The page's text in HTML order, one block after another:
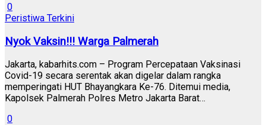
0
Peristiwa Terkini
Nyok Vaksin!!! Warga Palmerah
Jakarta, kabarhits.com – Program Percepataan Vaksinasi
Covid-19 secara serentak akan digelar dalam rangka
memperingati HUT Bhayangkara Ke-76. Ditemui media,
Kapolsek Palmerah Polres Metro Jakarta Barat…
0